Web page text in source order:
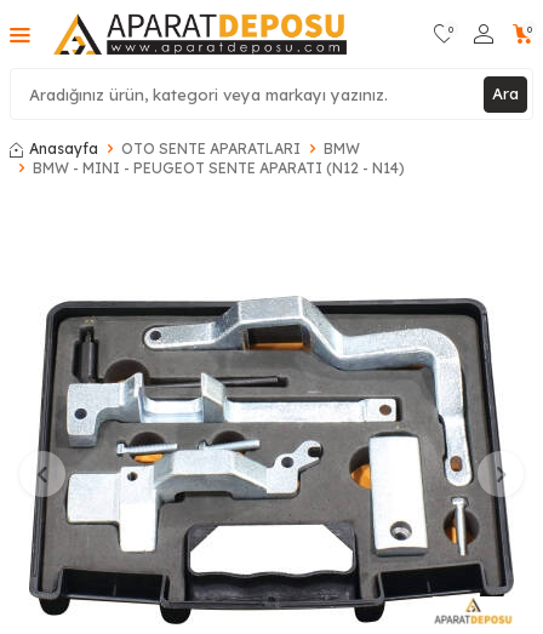
Ara
0 0
Anasayfa OTO SENTE APARATLARI
BMW
BMW - MINI - PEUGEOT SENTE APARATI (N12 - N14)